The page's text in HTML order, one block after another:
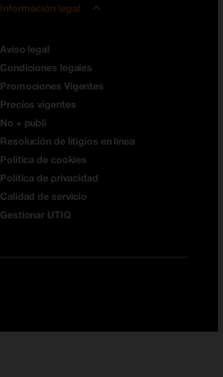
Información legal
Aviso legal
Condiciones legales
Promociones Vigentes
Precios vigentes
No + publi
Resolución de litigios en línea
Política de cookies
Política de privacidad
Calidad de servicio
Gestionar UTIQ